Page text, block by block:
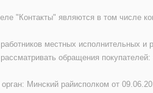
"Контакты" являются в том числе
местных исполнительных и
обращения
орган: Минский райисполком от